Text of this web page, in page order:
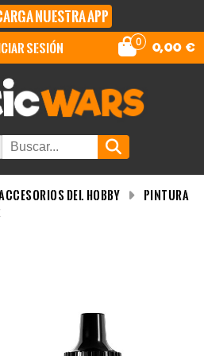
NUESTRA APP
0 0,00 €
sesión
del Hobby
Pintura